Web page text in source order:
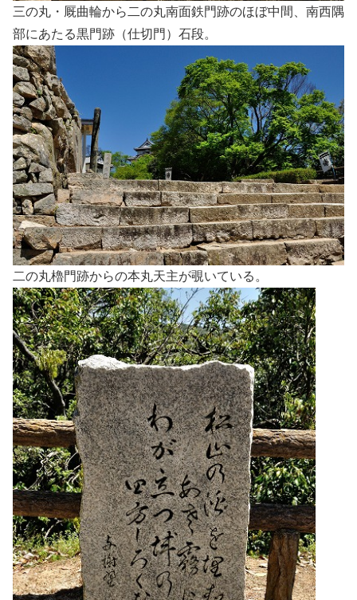
三の丸・厩曲輪から二の丸南面鉄門跡のほぼ中間、南西隅
部にあたる黒門跡（仕切門）石段。
二の丸櫓門跡からの本丸天主が覗いている。